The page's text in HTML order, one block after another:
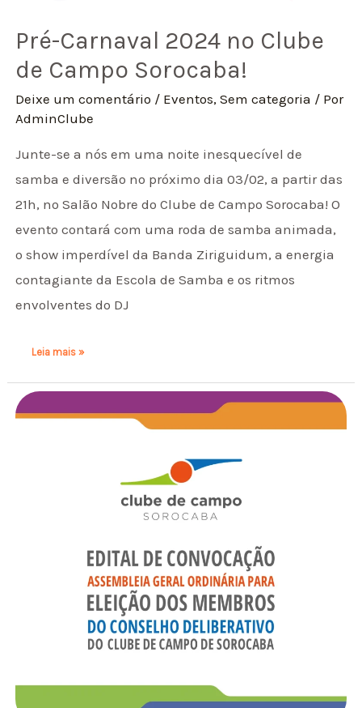
Pré-Carnaval 2024 no Clube
de Campo Sorocaba!
Deixe um comentário / Eventos,Sem categoria / Por
AdminClube
Junte-se a nós em uma noite inesquecível de
samba e diversão no próximo dia 03/02, a partir das
21h, no Salão Nobre do Clube de Campo Sorocaba! O
evento contará com uma roda de samba animada,
o show imperdível da Banda Ziriguidum, a energia
contagiante da Escola de Samba e os ritmos
envolventes do DJ
Leia mais »
Edital
convocação